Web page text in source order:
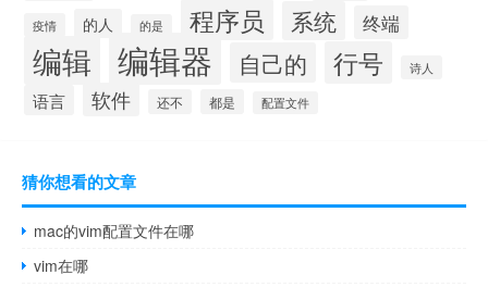
疫情 的人 的是 程序员 系统 终端
编辑 编辑器 自己的 行号 诗人
语言 软件 还不 都是 配置文件
猜你想看的文章
mac的vim配置文件在哪
vim在哪